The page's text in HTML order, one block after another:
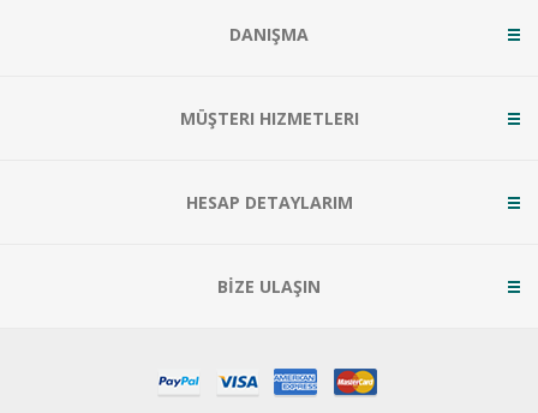
DANIŞMA
MÜŞTERI HIZMETLERI
HESAP DETAYLARIM
BİZE ULAŞIN